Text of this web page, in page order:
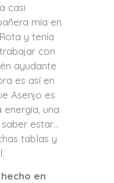
casi
mía en
y tenía
con
ayudante
es así en
Asenjo es
energía, una
estar…
tablas y
en